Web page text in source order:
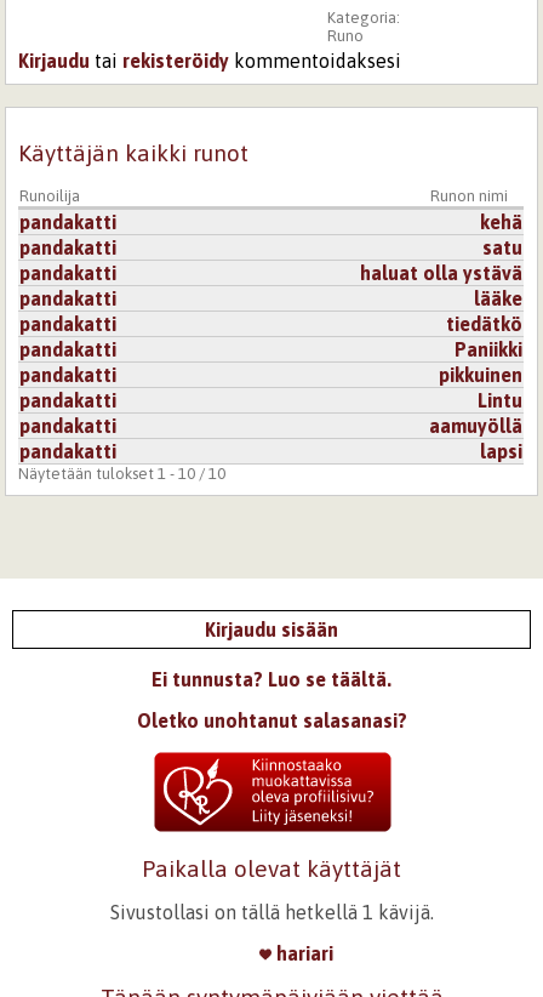
Kategoria:
Runo
Kirjaudu tai rekisteröidy kommentoidaksesi
Käyttäjän kaikki runot
Runoilija Runon nimi
pandakatti
kehä
pandakatti
satu
pandakatti
haluat olla ystävä
pandakatti
lääke
pandakatti
tiedätkö
pandakatti
Paniikki
pandakatti
pikkuinen
pandakatti
Lintu
pandakatti
aamuyöllä
pandakatti
lapsi
Näytetään tulokset 1 - 10 / 10
Kirjaudu sisään
Ei tunnusta? Luo se täältä.
Oletko unohtanut salasanasi?
Paikalla olevat käyttäjät
Sivustollasi on tällä hetkellä 1 kävijä.
hariari